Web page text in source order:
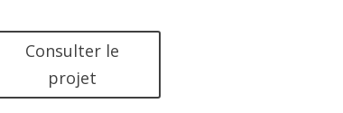
Consulter le
projet